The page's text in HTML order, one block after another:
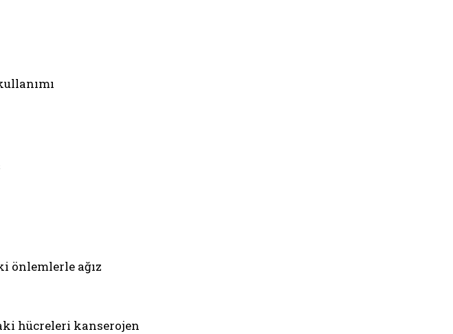
önlemlerle ağız
hücreleri kanserojen